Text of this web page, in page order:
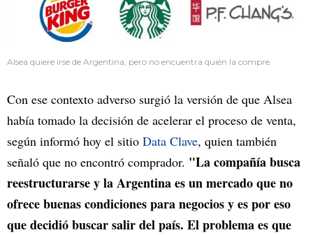
Alsea quiere irse de Argentina, pero no encuentra quién la compre.
Con ese contexto adverso surgió la versión de que Alsea
había tomado la decisión de acelerar el proceso de venta,
según informó hoy el sitio Data Clave, quien también
señaló que no encontró comprador. "La compañía busca
reestructurarse y la Argentina es un mercado que no
ofrece buenas condiciones para negocios y es por eso
que decidió buscar salir del país. El problema es que